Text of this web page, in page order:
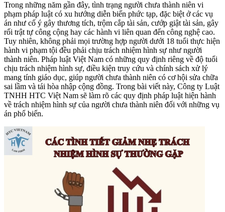
Trong những năm gần đây, tình trạng người chưa thành niên vi
phạm pháp luật có xu hướng diễn biến phức tạp, đặc biệt ở các vụ
án như cố ý gây thương tích, trộm cắp tài sản, cướp giật tài sản, gây
rối trật tự công cộng hay các hành vi liên quan đến công nghệ cao.
Tuy nhiên, không phải mọi trường hợp người dưới 18 tuổi thực hiện
hành vi phạm tội đều phải chịu trách nhiệm hình sự như người
thành niên. Pháp luật Việt Nam có những quy định riêng về độ tuổi
chịu trách nhiệm hình sự, điều kiện truy cứu và chính sách xử lý
mang tính giáo dục, giúp người chưa thành niên có cơ hội sửa chữa
sai lầm và tái hòa nhập cộng đồng. Trong bài viết này, Công ty Luật
TNHH HTC Việt Nam sẽ làm rõ các quy định pháp luật hiện hành
về trách nhiệm hình sự của người chưa thành niên đối với những vụ
án phổ biến.